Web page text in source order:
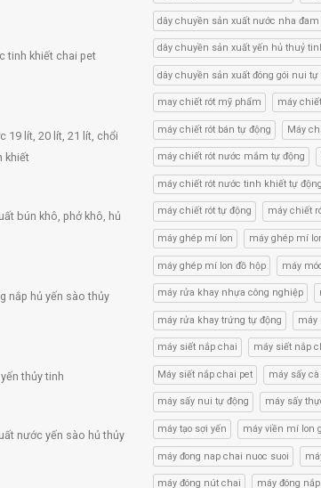
tinh khiết chai pet
19 lít, 20 lít, 21 lít, chổi
khiết
bún khô, phở khô, hủ
nắp hủ yến sào thủy
thủy tinh
nước yến sào hủ thủy
dây chuyền sản xuất nước nha đam
dây chuyền sản xuất yến hủ thuỷ
dây chuyền sản xuất đóng gói nui tự
may chiết rót mỹ phẩm máy
máy chiết rót bán tự động Máy
máy chiết rót nước mắm tự động
máy chiết rót nước tinh khiết tự động
máy chiết rót tự động máy chiết
máy ghép mí lon máy ghép mí
máy ghép mí lon đồ hộp máy
máy rửa khay nhựa công nghiệp
máy rửa khay trứng tự động máy
máy siết nắp chai máy siết nắp
Máy siết nắp chai pet máy sấy cà
máy sấy nui tự động máy sấy
máy tạo sợi yến máy viền mí lon
máy đong nap chai nuoc suoi
máy đóng nút chai máy đóng